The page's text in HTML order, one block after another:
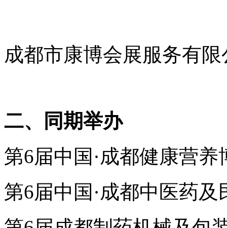
成都市康博会展服务有限
二、同期举办
第6届中国·成都健康营养
第6届中国·成都中医药